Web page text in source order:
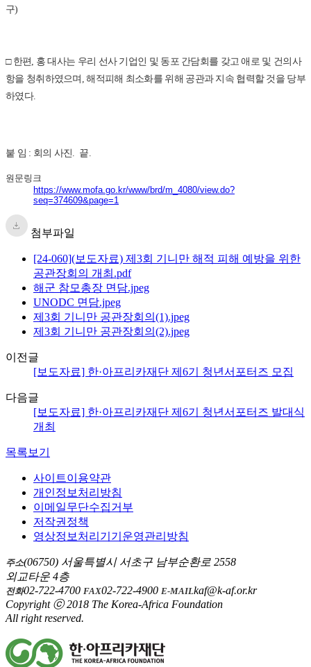
구)
□ 한편, 홍 대사는 우리 선사 기업인 및 동포 간담회를 갖고 애로 및 건의사
항을 청취하였으며, 해적피해 최소화를 위해 공관과 지속 협력할 것을 당부
하였다.
붙 임 : 회의 사진. 끝.
원문링크
https://www.mofa.go.kr/www/brd/m_4080/view.do?
seq=374609&page=1
첨부파일
[24-060](보도자료) 제3회 기니만 해적 피해 예방을 위한
공관장회의 개최.pdf
해군 참모총장 면담.jpeg
UNODC 면담.jpeg
제3회 기니만 공관장회의(1).jpeg
제3회 기니만 공관장회의(2).jpeg
이전글
[보도자료] 한·아프리카재단 제6기 청년서포터즈 모집
다음글
[보도자료] 한·아프리카재단 제6기 청년서포터즈 발대식
개최
목록보기
사이트이용약관
개인정보처리방침
이메일무단수집거부
저작권정책
영상정보처리기기운영관리방침
주소(06750) 서울특별시 서초구 남부순환로 2558
외교타운 4층
전화02-722-4700 FAX02-722-4900 E-MAILkaf@k-af.or.kr
Copyright ⓒ 2018 The Korea-Africa Foundation
All right reserved.